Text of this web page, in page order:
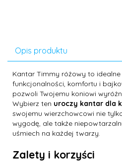
Opis produktu
Kantar Timmy różowy to idealne
funkcjonalności, komfortu i
pozwoli Twojemu koniowi
Wybierz ten uroczy kantar dla
swojemu wierzchowcowi nie
wygodę, ale także
uśmiech na każdej twarzy.
Zalety i korzyści